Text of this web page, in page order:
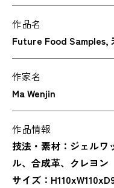
作品名
Future Food Samples,
作家名
Ma Wenjin
作品情報
技法・素材：ジェルワ
ル、合成革、クレヨン
サイズ：